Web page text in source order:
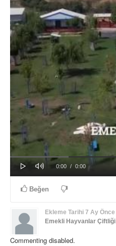
Play
Current
0:00 / Duration
0:00
Beğen
Ekleme Tarihi 7 Ay Önce
Emekli Hayvanlar Çiftliği
Commenting disabled.